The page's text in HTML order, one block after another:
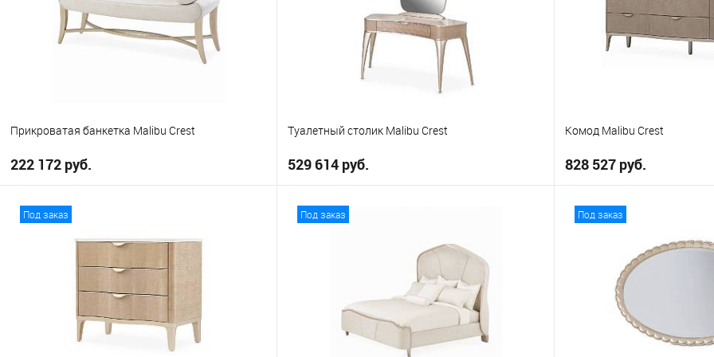
Прикроватая банкетка Malibu Crest
222 172 руб.
В избранное
Туалетный столик Malibu Crest
529 614 руб.
Комод Malibu Crest
828 527 руб.
В избранное
Под заказ Под заказ Под заказ